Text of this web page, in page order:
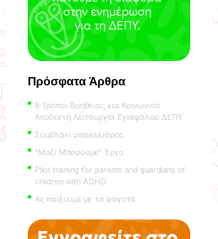
Πρόσφατα Άρθρα
9 Τρόποι Βοήθειας για Κοινωνικά
Αποδεκτή Λειτουργία Εγκεφάλου ΔΕΠΥ
Σουβλάκι μπακαλιάρος
“Μαζί Μπορούμε” Έργο
Pilot training for parents and guardians of
children with ADHD
Ας παίξουμε με τα φαγητά